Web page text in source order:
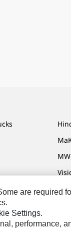
Préférences Marketing
are required
Settings.
performance,